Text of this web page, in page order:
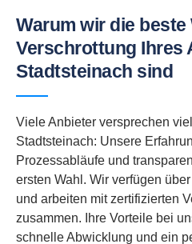
Warum wir die beste
Verschrottung Ihres
Stadtsteinach sind
Viele Anbieter versprechen
Stadtsteinach: Unsere
Prozessabläufe und
ersten Wahl. Wir verfügen
und arbeiten mit zertifizierten
zusammen. Ihre Vorteile bei
schnelle Abwicklung und ein